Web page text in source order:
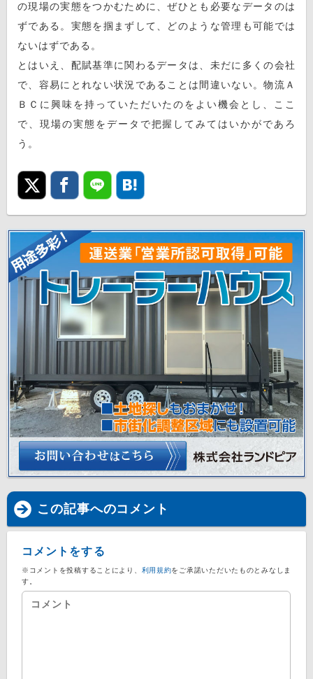
の現場の実態をつかむために、ぜひとも必要なデータのは
ずである。実態を掴まずして、どのような管理も可能では
ないはずである。
とはいえ、配賦基準に関わるデータは、未だに多くの会社
で、容易にとれない状況であることは間違いない。物流Ａ
ＢＣに興味を持っていただいたのをよい機会とし、ここ
で、現場の実態をデータで把握してみてはいかがであろ
う。
この記事へのコメント
コメントをする
※コメントを投稿することにより、 利用規約をご承諾いただいたものとみなしま
す。